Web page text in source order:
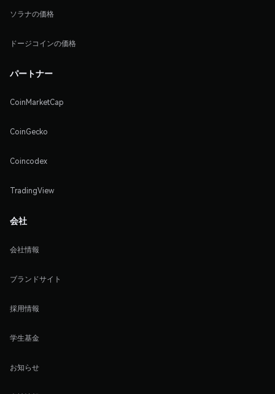
ソラナの価格
ドージコインの価格
パートナー
CoinMarketCap
CoinGecko
Coincodex
TradingView
会社
会社情報
ブランドサイト
採用情報
学生基金
お知らせ